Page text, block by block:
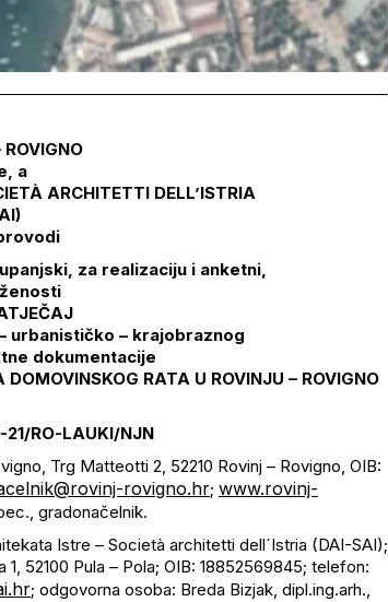
ROVIGNO
a
ARCHITETTI DELL’ISTRIA
za realizaciju i anketni,
urbanističko – krajobraznog
dokumentacije
RATA U ROVINJU – ROVIGNO
21/RO-LAUKI/NJN
Trg Matteotti 2, 52210 Rovinj – Rovigno, OIB:
rovigno.hr; www.rovinj-
gradonačelnik.
Istre – Società architetti dell´Istria (DAI-SAI);
52100 Pula – Pola; OIB: 18852569845; telefon:
; odgovorna osoba: Breda Bizjak, dipl.ing.arh.,